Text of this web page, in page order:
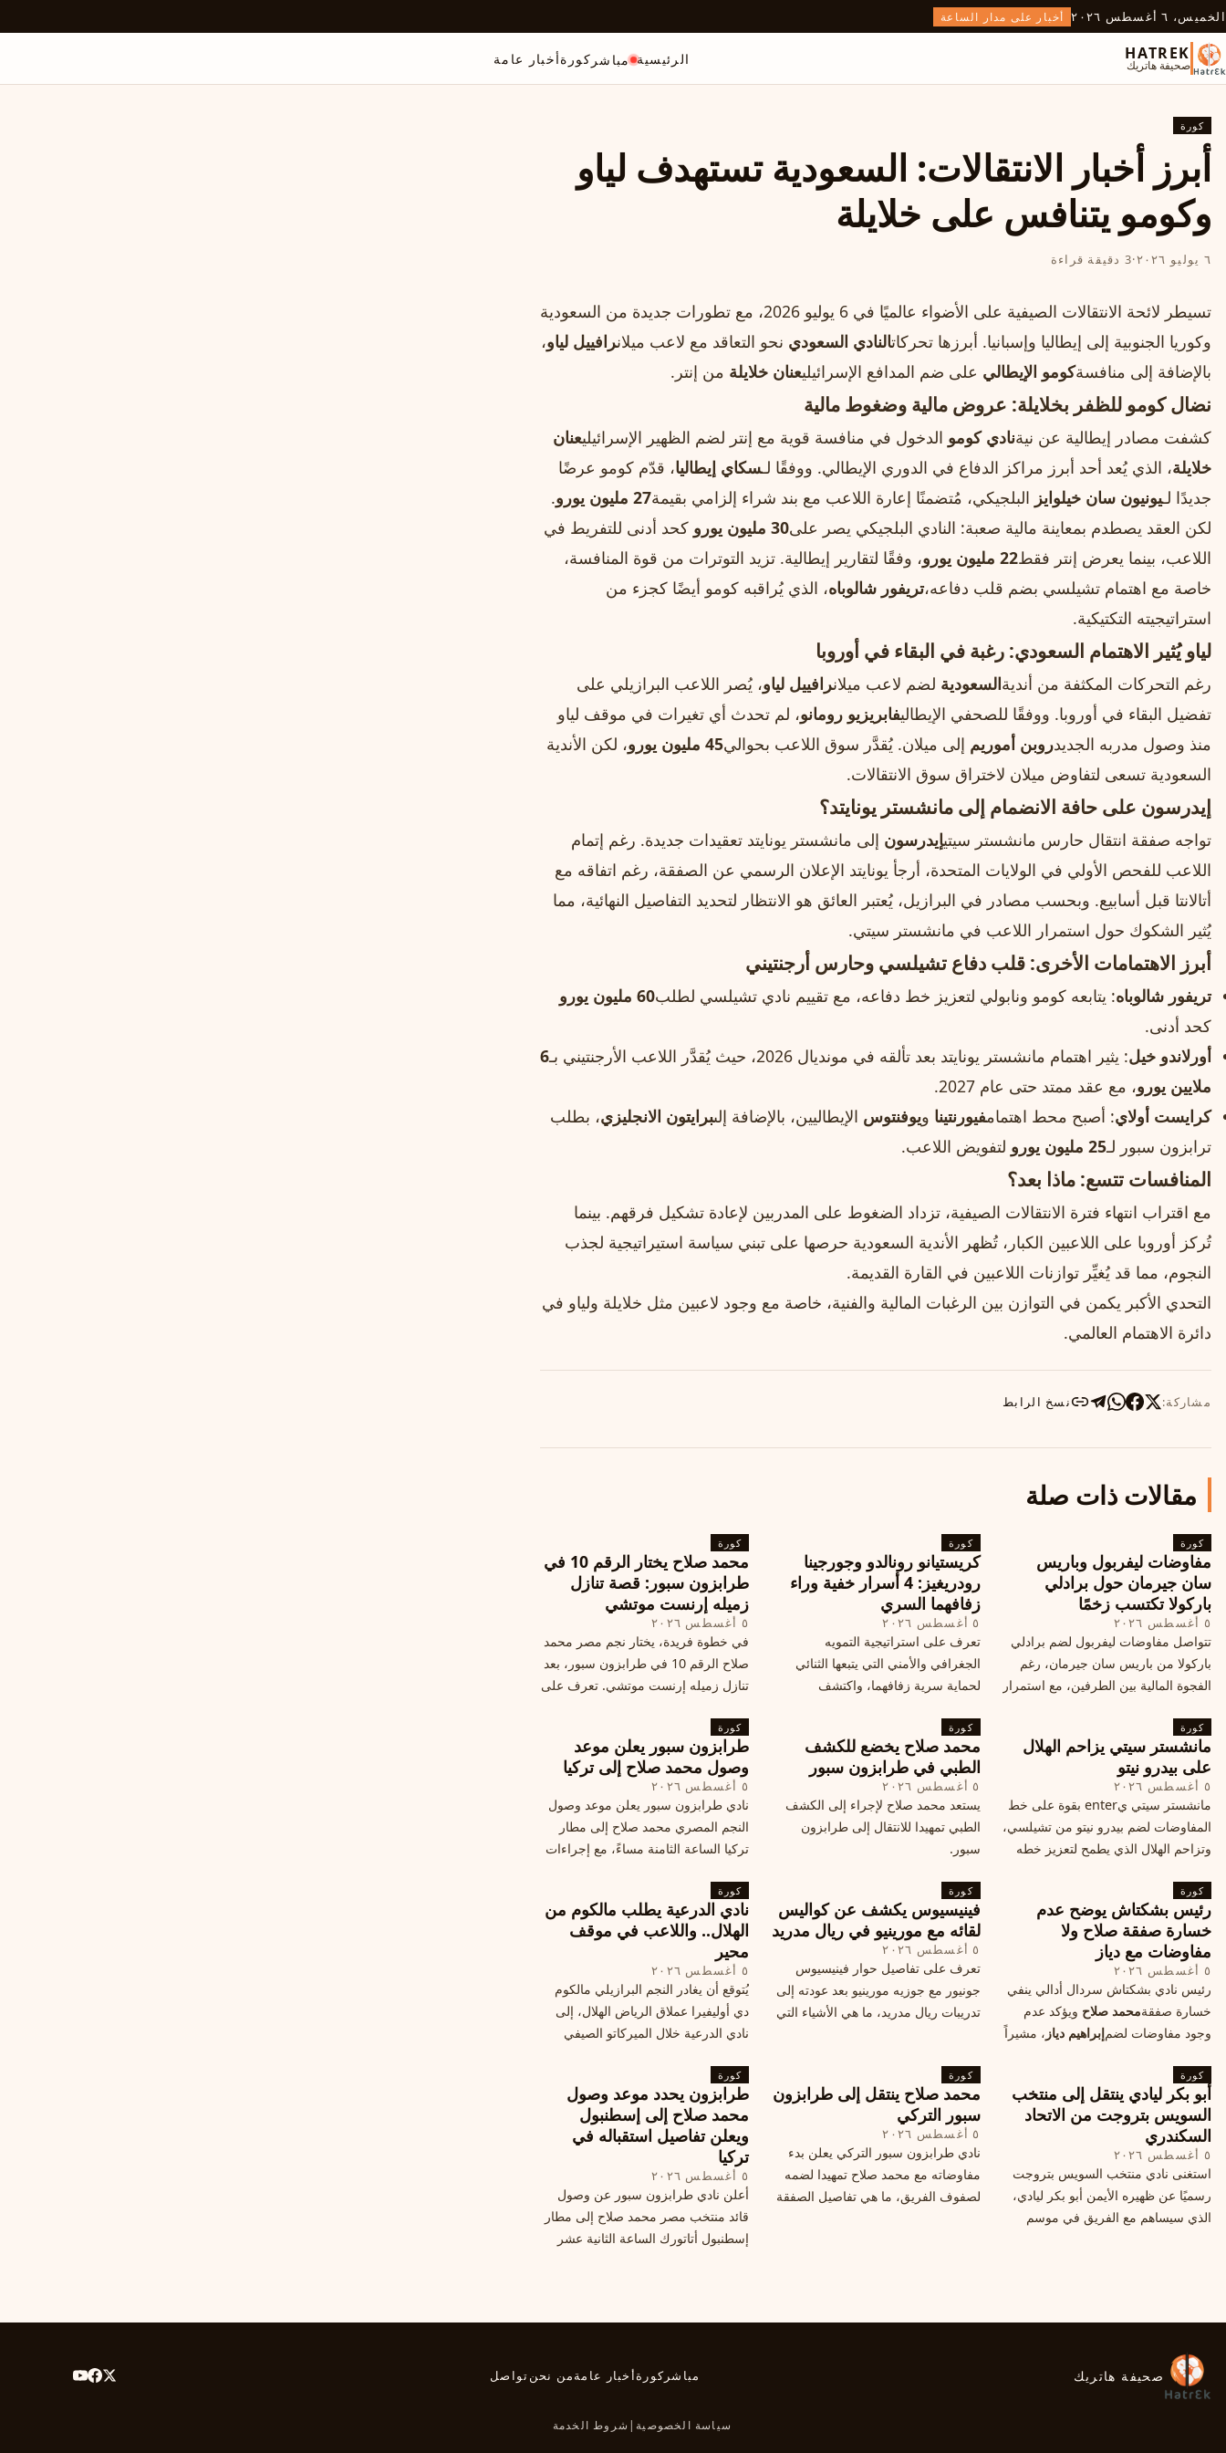
الخميس، ٦ أغسطس ٢٠٢٦ أخبار على مدار الساعة
HATREK
صحيفة هاتريك الرئيسية مباشر كورةأخبار عامة
كورة
أبرز أخبار الانتقالات: السعودية تستهدف لياو
وكومو يتنافس على خلايلة
٦ يوليو ٢٠٢٦ ·3 دقيقة قراءة
تسيطر لائحة الانتقالات الصيفية على الأضواء عالميًا في 6 يوليو 2026، مع تطورات جديدة من السعودية
وكوريا الجنوبية إلى إيطاليا وإسبانيا. أبرزها تحركاتالنادي السعودي نحو التعاقد مع لاعب ميلانرافييل لياو،
بالإضافة إلى منافسةكومو الإيطالي على ضم المدافع الإسرائيليعنان خلايلة من إنتر.
نضال كومو للظفر بخلايلة: عروض مالية وضغوط مالية
كشفت مصادر إيطالية عن نيةنادي كومو الدخول في منافسة قوية مع إنتر لضم الظهير الإسرائيليعنان
خلايلة، الذي يُعد أحد أبرز مراكز الدفاع في الدوري الإيطالي. ووفقًا لـسكاي إيطاليا، قدّم كومو عرضًا
جديدًا لـيونيون سان خيلوايز البلجيكي، مُتضمنًا إعارة اللاعب مع بند شراء إلزامي بقيمة27 مليون يورو
.
لكن العقد يصطدم بمعاينة مالية صعبة: النادي البلجيكي يصر على30 مليون يورو
كحد أدنى للتفريط في
اللاعب، بينما يعرض إنتر فقط22 مليون يورو
، وفقًا لتقارير إيطالية. تزيد التوترات من قوة المنافسة،
خاصة مع اهتمام تشيلسي بضم قلب دفاعه،تريفور شالوباه، الذي يُراقبه كومو أيضًا كجزء من
استراتيجيته التكتيكية.
لياو يُثير الاهتمام السعودي: رغبة في البقاء في أوروبا
رغم التحركات المكثفة من أنديةالسعودية لضم لاعب ميلانرافييل لياو، يُصر اللاعب البرازيلي على
تفضيل البقاء في أوروبا. ووفقًا للصحفي الإيطاليفابريزيو رومانو، لم تحدث أي تغيرات في موقف لياو
منذ وصول مدربه الجديدروبن أموريم إلى ميلان. يُقدَّر سوق اللاعب بحوالي45 مليون يورو
، لكن الأندية
السعودية تسعى لتفاوض ميلان لاختراق سوق الانتقالات.
إيدرسون على حافة الانضمام إلى مانشستر يونايتد؟
تواجه صفقة انتقال حارس مانشستر سيتيإيدرسون إلى مانشستر يونايتد تعقيدات جديدة. رغم إتمام
اللاعب للفحص الأولي في الولايات المتحدة، أرجأ يونايتد الإعلان الرسمي عن الصفقة، رغم اتفاقه مع
أتالانتا قبل أسابيع. وبحسب مصادر في البرازيل، يُعتبر العائق هو الانتظار لتحديد التفاصيل النهائية، مما
يُثير الشكوك حول استمرار اللاعب في مانشستر سيتي.
أبرز الاهتمامات الأخرى: قلب دفاع تشيلسي وحارس أرجنتيني
تريفور شالوباه: يتابعه كومو ونابولي لتعزيز خط دفاعه، مع تقييم نادي تشيلسي لطلب60 مليون يورو
كحد أدنى.
أورلاندو خيل: يثير اهتمام مانشستر يونايتد بعد تألقه في مونديال 2026، حيث يُقدَّر اللاعب الأرجنتيني بـ
6
ملايين يورو، مع عقد ممتد حتى عام 2027.
كرايست أولاي: أصبح محط اهتمامفيورنتينا ويوفنتوس الإيطاليين، بالإضافة إلىبرايتون الانجليزي، بطلب
ترابزون سبور لـ25 مليون يورو لتفويض اللاعب.
المنافسات تتسع: ماذا بعد؟
مع اقتراب انتهاء فترة الانتقالات الصيفية، تزداد الضغوط على المدربين لإعادة تشكيل فرقهم. بينما
تُركز أوروبا على اللاعبين الكبار، تُظهر الأندية السعودية حرصها على تبني سياسة استيراتيجية لجذب
النجوم، مما قد يُغيِّر توازنات اللاعبين في القارة القديمة.
التحدي الأكبر يكمن في التوازن بين الرغبات المالية والفنية، خاصة مع وجود لاعبين مثل خلايلة ولياو في
دائرة الاهتمام العالمي.
مشاركة: نسخ الرابط
مقالات ذات صلة
كورة
مفاوضات ليفربول وباريس
سان جيرمان حول برادلي
باركولا تكتسب زخمًا
٥ أغسطس ٢٠٢٦
تتواصل مفاوضات ليفربول لضم برادلي
باركولا من باريس سان جيرمان، رغم
الفجوة المالية بين الطرفين، مع استمرار
إغلاق سوق الانتقالات
كورة
كريستيانو رونالدو وجورجينا
رودريغيز: 4 أسرار خفية وراء
زفافهما السري
٥ أغسطس ٢٠٢٦
تعرف على استراتيجية التمويه
الجغرافي والأمني التي يتبعها الثنائي
لحماية سرية زفافهما، واكتشف
في البرتغال، واعرف ما هي الخطوات
القادمة في هذا الحدث العالمي
كورة
محمد صلاح يختار الرقم 10 في
طرابزون سبور: قصة تنازل
زميله إرنست موتشي
٥ أغسطس ٢٠٢٦
في خطوة فريدة، يختار نجم مصر محمد
صلاح الرقم 10 في طرابزون سبور، بعد
تنازل زميله إرنست موتشي. تعرف على
كورة
مانشستر سيتي يزاحم الهلال
على بيدرو نيتو
٥ أغسطس ٢٠٢٦
مانشستر سيتي يenter بقوة على خط
المفاوضات لضم بيدرو نيتو من تشيلسي،
وتزاحم الهلال الذي يطمح لتعزيز خطه
كورة
محمد صلاح يخضع للكشف
الطبي في طرابزون سبور
٥ أغسطس ٢٠٢٦
يستعد محمد صلاح لإجراء إلى الكشف
الطبي تمهيدا للانتقال إلى طرابزون
سبور.
كورة
طرابزون سبور يعلن موعد
وصول محمد صلاح إلى تركيا
٥ أغسطس ٢٠٢٦
نادي طرابزون سبور يعلن موعد وصول
النجم المصري محمد صلاح إلى مطار
تركيا الساعة الثامنة مساءً، مع إجراءات
جديد ومكافآت مالية.
كورة
رئيس بشكتاش يوضح عدم
خسارة صفقة صلاح ولا
مفاوضات مع دياز
٥ أغسطس ٢٠٢٦
رئيس نادي بشكتاش سردال أدالي ينفي
خسارة صفقةمحمد صلاح ويؤكد عدم
وجود مفاوضات لضمإبراهيم دياز ، مشيراً
محتملة أخرى.
كورة
فينيسيوس يكشف عن كواليس
لقائه مع مورينيو في ريال مدريد
٥ أغسطس ٢٠٢٦
تعرف على تفاصيل حوار فينيسيوس
جونيور مع جوزيه مورينيو بعد عودته إلى
تدريبات ريال مدريد، ما هي الأشياء التي
كورة
نادي الدرعية يطلب مالكوم من
الهلال.. واللاعب في موقف
محير
٥ أغسطس ٢٠٢٦
يُتوقع أن يغادر النجم البرازيلي مالكوم
دي أوليفيرا عملاق الرياض الهلال، إلى
نادي الدرعية خلال الميركاتو الصيفي
هذا الانتقال، وسط تقارير تفيد أن الهلال
يرحب بفراقته.
كورة
أبو بكر ليادي ينتقل إلى منتخب
السويس بتروجت من الاتحاد
السكندري
٥ أغسطس ٢٠٢٦
استغنى نادي منتخب السويس بتروجت
رسميًا عن ظهيره الأيمن أبو بكر ليادي،
الذي سيساهم مع الفريق في موسم
كورة
محمد صلاح ينتقل إلى طرابزون
سبور التركي
٥ أغسطس ٢٠٢٦
نادي طرابزون سبور التركي يعلن بدء
مفاوضاته مع محمد صلاح تمهيدا لضمه
لصفوف الفريق، ما هي تفاصيل الصفقة
كورة
طرابزون يحدد موعد وصول
محمد صلاح إلى إسطنبول
ويعلن تفاصيل استقباله في
تركيا
٥ أغسطس ٢٠٢٦
أعلن نادي طرابزون سبور عن وصول
قائد منتخب مصر محمد صلاح إلى مطار
إسطنبول أتاتورك الساعة الثانية عشر
التركية الكبرى.
صحيفة هاتريك مباشر كورةأخبار عامةمن نحنتواصل
سياسة الخصوصية | شروط الخدمة